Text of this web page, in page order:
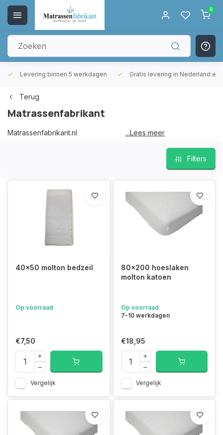
0
Levering binnen 5 werkdagen Gratis levering in Nederland en
Terug
Matrassenfabrikant
Matrassenfabrikant.nl
...Lees meer
Filters
40x50 molton bedzeil
Op voorraad
€7,50
Vergelijk
80x200 hoeslaken
molton katoen
Op voorraad
7-10 werkdagen
€18,95
Vergelijk